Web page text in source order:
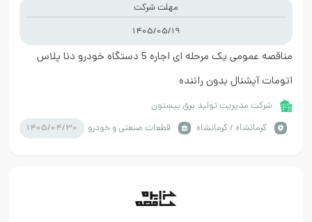
مهلت شرکت
1405/05/19
مناقصه عمومی یک مرحله ای اجاره 5 دستگاه خودرو دنا پلاس
اتومات آپشنال بدون راننده
شرکت مدیریت تولید برق بیستون
كرمانشاه / کرمانشاه
قطعات صنعتی و خودرو 1405/04/30